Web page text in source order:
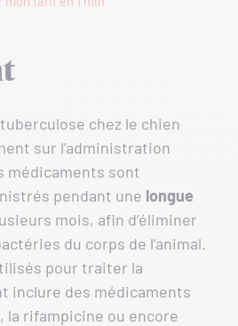
chez le chien
sur l’administration
médicaments sont
pendant une longue
mois, afin d’éliminer
du corps de l’animal.
pour traiter la
inclure des médicaments
la rifampicine ou encore